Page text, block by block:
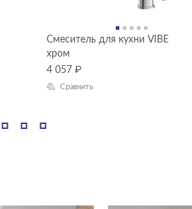
Смеситель для кухни VIBE
хром
4 057₽
Сравнить